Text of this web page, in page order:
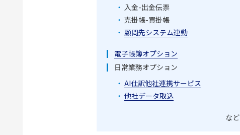
入金-出金伝票
売掛帳-買掛帳
顧問先システム連動
電子帳簿オプション
日常業務オプション
AI仕訳他社連携サービス
他社データ取込
など